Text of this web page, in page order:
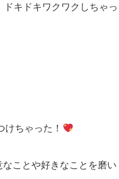
キドキワクワクしちゃっ
ちゃった！
ことや好きなことを磨い